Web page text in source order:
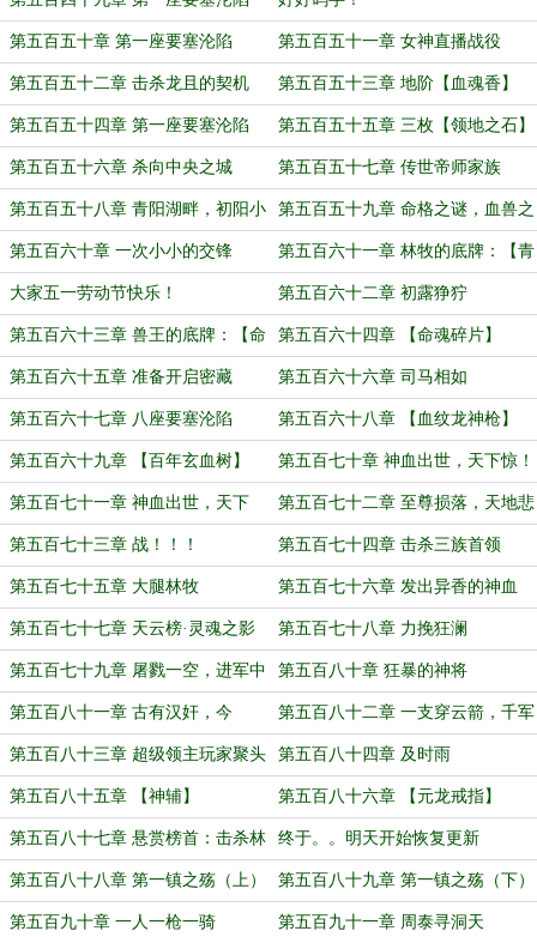
（上）
第五百五十章 第一座要塞沦陷
（中）
第五百五十一章 女神直播战役
第五百五十二章 击杀龙且的契机 第五百五十三章 地阶【血魂香】
第五百五十四章 第一座要塞沦陷
（下）
第五百五十五章 三枚【领地之石】
第五百五十六章 杀向中央之城 第五百五十七章 传世帝师家族
第五百五十八章 青阳湖畔，初阳小
筑
第五百五十九章 命格之谜，血兽之
谜
第五百六十章 一次小小的交锋 第五百六十一章 林牧的底牌：【青
尧之符】
大家五一劳动节快乐！ 第五百六十二章 初露狰狞
第五百六十三章 兽王的底牌：【命
魂天平术】
第五百六十四章 【命魂碎片】
第五百六十五章 准备开启密藏 第五百六十六章 司马相如
第五百六十七章 八座要塞沦陷 第五百六十八章 【血纹龙神枪】
第五百六十九章 【百年玄血树】 第五百七十章 神血出世，天下惊！
（上）
第五百七十一章 神血出世，天下
惊！（下）
第五百七十二章 至尊损落，天地悲
戚！
第五百七十三章 战！！！ 第五百七十四章 击杀三族首领
第五百七十五章 大腿林牧 第五百七十六章 发出异香的神血
第五百七十七章 天云榜·灵魂之影 第五百七十八章 力挽狂澜
第五百七十九章 屠戮一空，进军中
央要塞
第五百八十章 狂暴的神将
第五百八十一章 古有汉奸，今
有‘玩奸’！
第五百八十二章 一支穿云箭，千军
万马来相见
第五百八十三章 超级领主玩家聚头 第五百八十四章 及时雨
第五百八十五章 【神辅】 第五百八十六章 【元龙戒指】
第五百八十七章 悬赏榜首：击杀林
牧！
终于。。明天开始恢复更新
第五百八十八章 第一镇之殇（上） 第五百八十九章 第一镇之殇（下）
第五百九十章 一人一枪一骑 第五百九十一章 周泰寻洞天